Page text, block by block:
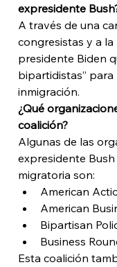
expresidente
A través de una
congresistas y a
presidente Biden
bipartidistas” para
inmigración.
¿Qué
coalición?
Algunas de las
expresidente
migratoria son:
American
American
Bipartisan
Business
Esta coalición